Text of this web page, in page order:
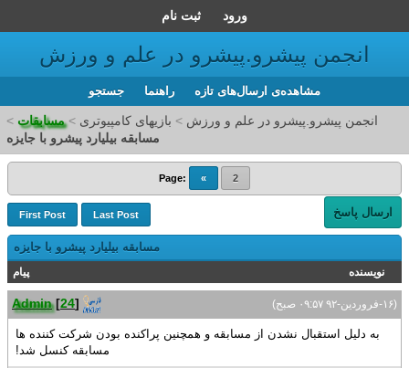
ورود ثبت نام
انجمن پیشرو.پیشرو در علم و ورزش
مشاهده‌ی ارسال‌های تازه‌ راهنما جستجو
انجمن پیشرو.پیشرو در علم و ورزش > بازیهای کامپیوتری >مسابقات >
مسابقه بیلیارد پیشرو با جایزه
Page: « 2
First Post Last Post ارسال پاسخ
مسابقه بیلیارد پیشرو با جایزه
نویسنده پیام
(۱۶-فروردين-۹۲ ۰۹:۵۷ صبح) Admin [24]
به دلیل استقبال نشدن از مسابقه و همچنین پراکنده بودن شرکت کننده ها
مسابقه کنسل شد!